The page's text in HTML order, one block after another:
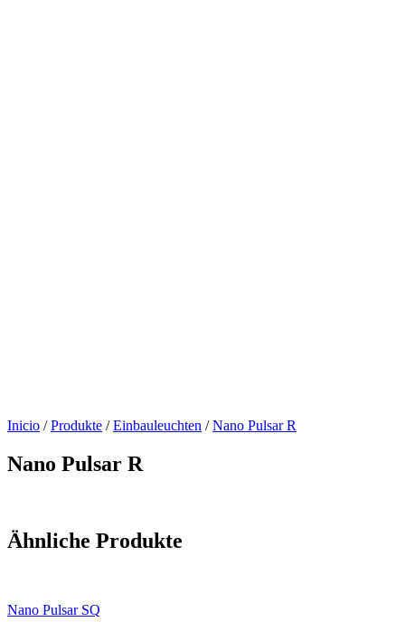
Inicio / Produkte / Einbauleuchten / Nano Pulsar R
Nano Pulsar R
Ähnliche Produkte
Nano Pulsar SQ